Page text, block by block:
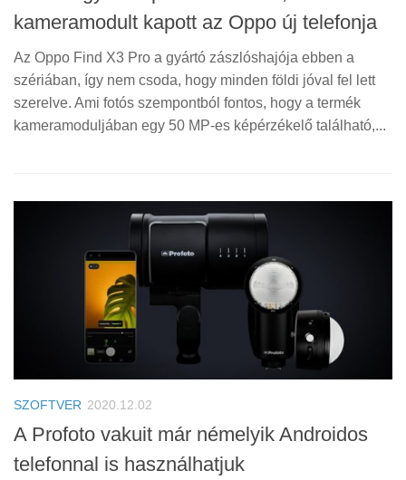
kameramodult kapott az Oppo új telefonja
Az Oppo Find X3 Pro a gyártó zászlóshajója ebben a
szériában, így nem csoda, hogy minden földi jóval fel lett
szerelve. Ami fotós szempontból fontos, hogy a termék
kameramoduljában egy 50 MP-es képérzékelő található,...
SZOFTVER 2020.12.02
A Profoto vakuit már némelyik Androidos
telefonnal is használhatjuk